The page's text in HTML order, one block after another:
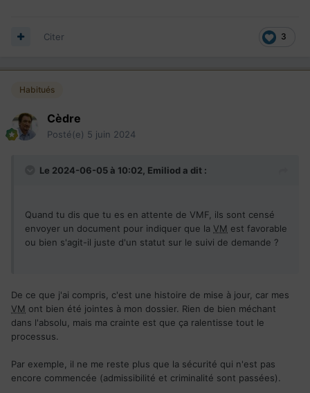
3
Citer
Habitués
Cèdre
Posté(e) 5 juin 2024
Le 2024-06-05 à 10:02, Emilioda dit :
Quand tu dis que tu es en attente de VMF, ils sont censé
envoyer un document pour indiquer que la VM est favorable
ou bien s'agit-il juste d'un statut sur le suivi de demande ?
De ce que j'ai compris, c'est une histoire de mise à jour, car mes
VM ont bien été jointes à mon dossier. Rien de bien méchant
dans l'absolu, mais ma crainte est que ça ralentisse tout le
processus.
Par exemple, il ne me reste plus que la sécurité qui n'est pas
encore commencée (admissibilité et criminalité sont passées).